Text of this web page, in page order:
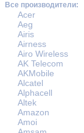
Все производители:
Acer
Aeg
Airis
Airness
Airo Wireless
AK Telecom
AKMobile
Alcatel
Alphacell
Altek
Amazon
Amoi